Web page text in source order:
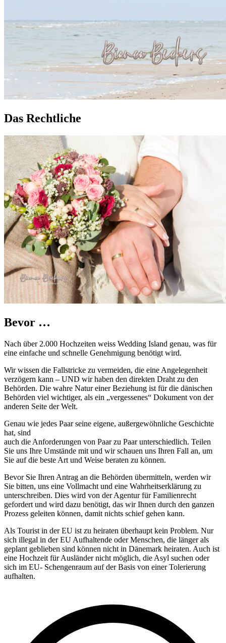
Das Rechtliche
Bevor …
Nach über 2.000 Hochzeiten weiss Wedding Island genau, was für
eine einfache und schnelle Genehmigung benötigt wird.
Wir wissen die Fallstricke zu vermeiden, die eine Angelegenheit
verzögern kann – UND wir haben den direkten Draht zu den
Behörden. Die wahre Natur einer Beziehung ist für die dänischen
Behörden viel wichtiger, als ein „vergessenes“ Dokument von der
anderen Seite der Welt.
Genau wie jedes Paar seine eigene, außergewöhnliche Geschichte
hat, sind
auch die Anforderungen von Paar zu Paar unterschiedlich. Teilen
Sie uns Ihre Umstände mit und wir schauen uns Ihren Fall an, um
Sie auf die beste Art und Weise beraten zu können.
Bevor Sie Ihren Antrag an die Behörden übermitteln, werden wir
Sie bitten, uns eine Vollmacht und eine Wahrheitserklärung zu
unterschreiben. Dies wird von der Agentur für Familienrecht
gefordert und wird dazu benötigt, das wir Ihnen durch den ganzen
Prozess geleiten können, damit nichts schief gehen kann.
Als Tourist in der EU ist zu heiraten überhaupt kein Problem. Nur
sich illegal in der EU Aufhaltende oder Menschen, die länger als
geplant geblieben sind können nicht in Dänemark heiraten. Auch ist
eine Hochzeit für Ausländer nicht möglich, die Asyl suchen oder
sich im EU- Schengenraum auf der Basis von einer Tolerierung
aufhalten.